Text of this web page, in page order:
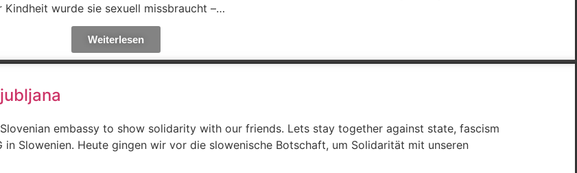
wurde sie sexuell missbraucht –…
Weiterlesen
embassy to show solidarity with our friends. Lets stay together against state, fascism
Slowenien. Heute gingen wir vor die slowenische Botschaft, um Solidarität mit unseren